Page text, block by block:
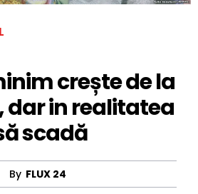
crește de la
dar in realitatea
scadă
By FLUX 24